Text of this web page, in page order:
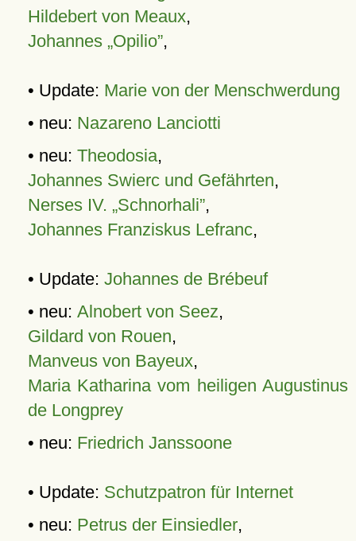
Hildebert von Meaux,
Johannes „Opilio”,
• Update: Marie von der Menschwerdung
• neu: Nazareno Lanciotti
• neu: Theodosia,
Johannes Swierc und Gefährten,
Nerses IV. „Schnorhali”,
Johannes Franziskus Lefranc,
• Update: Johannes de Brébeuf
• neu: Alnobert von Seez,
Gildard von Rouen,
Manveus von Bayeux,
Maria Katharina vom heiligen Augustinus
de Longprey
• neu: Friedrich Janssoone
• Update: Schutzpatron für Internet
• neu: Petrus der Einsiedler,